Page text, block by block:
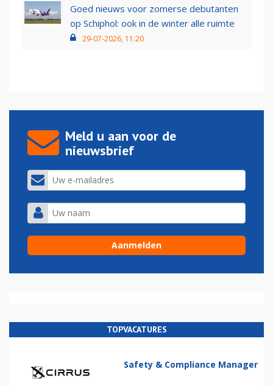
Goed nieuws voor zomerse debutanten
op Schiphol: ook in de winter alle ruimte
29-07-2026, 11:20
Meld u aan voor de
nieuwsbrief
TOPVACATURES
Safety & Compliance Manager